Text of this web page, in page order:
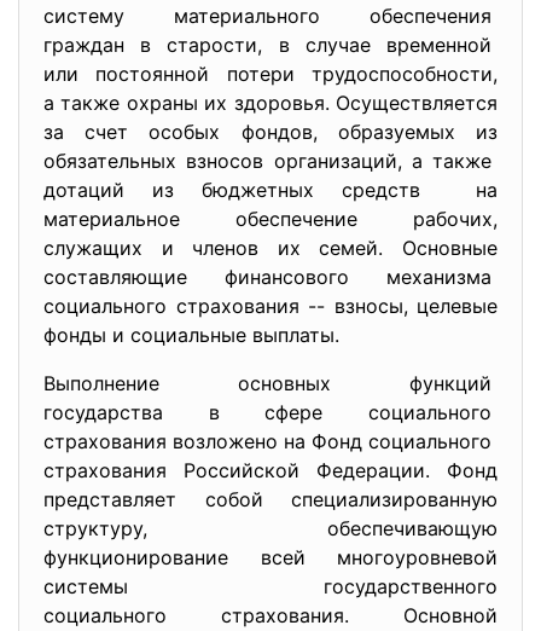
систему материального обеспечения
граждан в старости, в случае временной
или постоянной потери трудоспособности,
а также охраны их здоровья. Осуществляется
за счет особых фондов, образуемых из
обязательных взносов организаций, а также
дотаций из бюджетных средств на
материальное обеспечение рабочих,
служащих и членов их семей. Основные
составляющие финансового механизма
социального страхования -- взносы, целевые
фонды и социальные выплаты.
Выполнение основных функций
государства в сфере социального
страхования возложено на Фонд социального
страхования Российской Федерации. Фонд
представляет собой специализированную
структуру, обеспечивающую
функционирование всей многоуровневой
системы государственного
социального страхования. Основной